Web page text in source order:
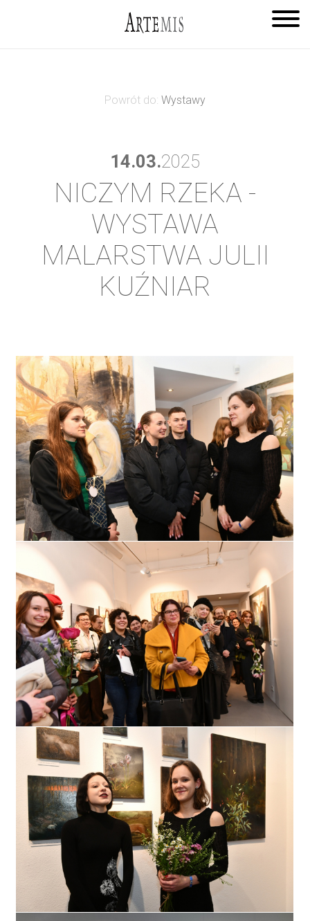
Powrót do: Wystawy
14.03.2025
NICZYM RZEKA -
WYSTAWA
MALARSTWA JULII
KUŹNIAR